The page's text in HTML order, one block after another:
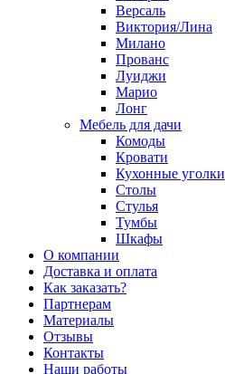
Версаль
Виктория/Лина
Милано
Прованс
Луиджи
Марио
Лонг
Мебель для дачи
Комоды
Кровати
Кухонные уголки
Столы
Стулья
Тумбы
Шкафы
О компании
Доставка и оплата
Как заказать?
Партнерам
Материалы
Отзывы
Контакты
Наши работы